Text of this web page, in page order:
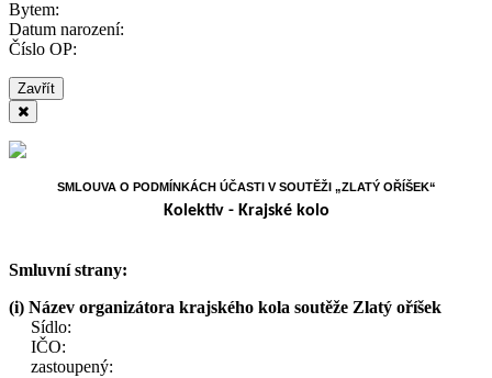
Bytem:
Datum narození:
Číslo OP:
Zavřít
SMLOUVA O PODMÍNKÁCH ÚČASTI V SOUTĚŽI „ZLATÝ OŘÍŠEK“
Kolektiv - Krajské kolo
Smluvní strany:
(i) Název organizátora krajského kola soutěže Zlatý oříšek
Sídlo:
IČO:
zastoupený: